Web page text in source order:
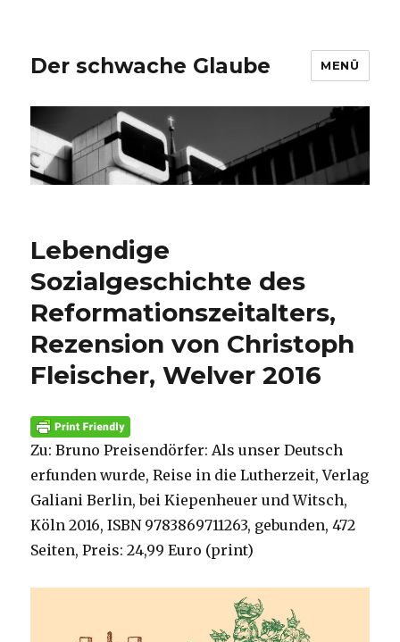
Der schwache Glaube MENÜ
Lebendige
Sozialgeschichte des
Reformationszeitalters,
Rezension von Christoph
Fleischer, Welver 2016
Zu: Bruno Preisendörfer: Als unser Deutsch
erfunden wurde, Reise in die Lutherzeit, Verlag
Galiani Berlin, bei Kiepenheuer und Witsch,
Köln 2016, ISBN 9783869711263, gebunden, 472
Seiten, Preis: 24,99 Euro (print)